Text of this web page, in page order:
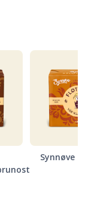
Synnøve